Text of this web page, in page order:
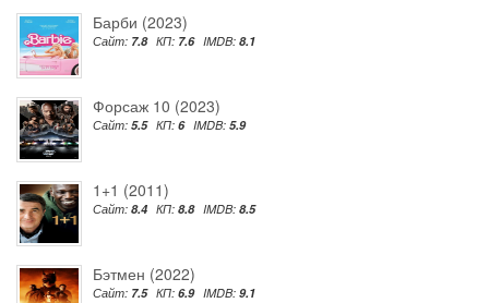
Барби (2023)
Сайт: 7.8 КП: 7.6 IMDB: 8.1
Форсаж 10 (2023)
Сайт: 5.5 КП: 6 IMDB: 5.9
1+1 (2011)
Сайт: 8.4 КП: 8.8 IMDB: 8.5
Бэтмен (2022)
Сайт: 7.5 КП: 6.9 IMDB: 9.1